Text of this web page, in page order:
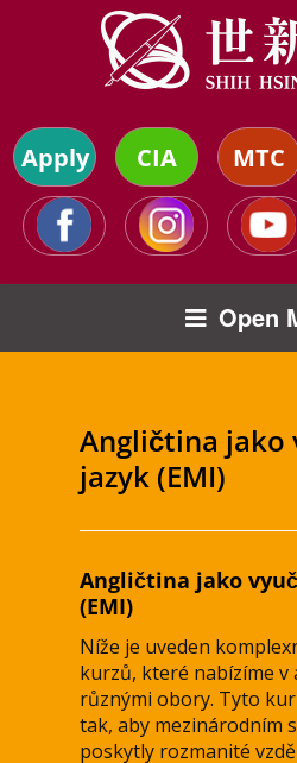
Apply CIA MTC
Open
Angličtina jako
jazyk (EMI)
Angličtina jako
(EMI)
Níže je uveden
kurzů, které nabízíme
různými obory. Tyto
tak, aby mezinárodním
poskytly rozmanité